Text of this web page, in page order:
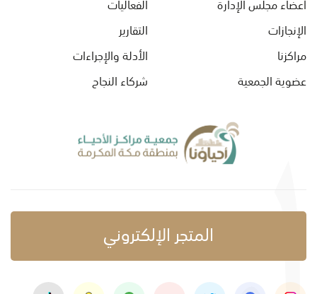
الإنجازات
مراكزنا
عضوية الجمعية
التقارير
الأدلة والإجراءات
شركاء النجاح
المتجر الإلكتروني